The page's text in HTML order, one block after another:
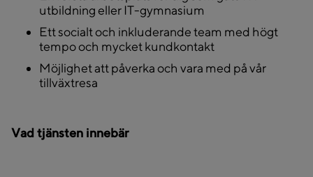
utbildning eller IT-gymnasium
Ett socialt och inkluderande team med högt
tempo och mycket kundkontakt
Möjlighet att påverka och vara med på vår
tillväxtresa
Vad tjänsten innebär